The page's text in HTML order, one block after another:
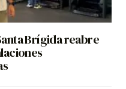
Brígida reabre